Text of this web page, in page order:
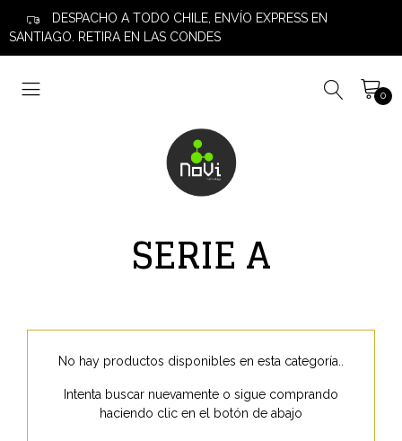
DESPACHO A TODO CHILE, ENVÍO EXPRESS EN
SANTIAGO. RETIRA EN LAS CONDES
0
SERIE A
No hay productos disponibles en esta categoría..
Intenta buscar nuevamente o sigue comprando
haciendo clic en el botón de abajo